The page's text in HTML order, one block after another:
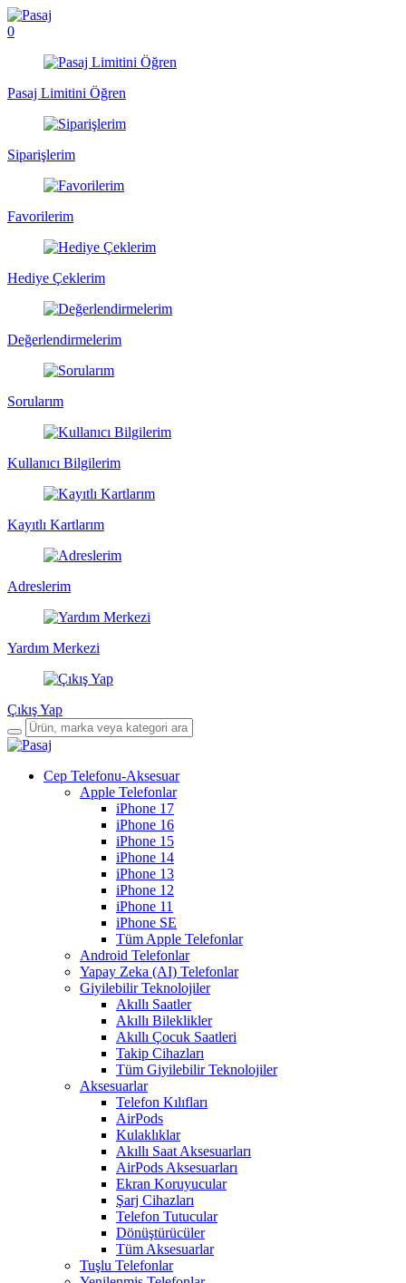
0
Pasaj Limitini Öğren
Siparişlerim
Favorilerim
Hediye Çeklerim
Değerlendirmelerim
Sorularım
Kullanıcı Bilgilerim
Kayıtlı Kartlarım
Adreslerim
Yardım Merkezi
Çıkış Yap
Cep Telefonu-Aksesuar
Apple Telefonlar
iPhone 17
iPhone 16
iPhone 15
iPhone 14
iPhone 13
iPhone 12
iPhone 11
iPhone SE
Tüm Apple Telefonlar
Android Telefonlar
Yapay Zeka (AI) Telefonlar
Giyilebilir Teknolojiler
Akıllı Saatler
Akıllı Bileklikler
Akıllı Çocuk Saatleri
Takip Cihazları
Tüm Giyilebilir Teknolojiler
Aksesuarlar
Telefon Kılıfları
AirPods
Kulaklıklar
Akıllı Saat Aksesuarları
AirPods Aksesuarları
Ekran Koruyucular
Şarj Cihazları
Telefon Tutucular
Dönüştürücüler
Tüm Aksesuarlar
Tuşlu Telefonlar